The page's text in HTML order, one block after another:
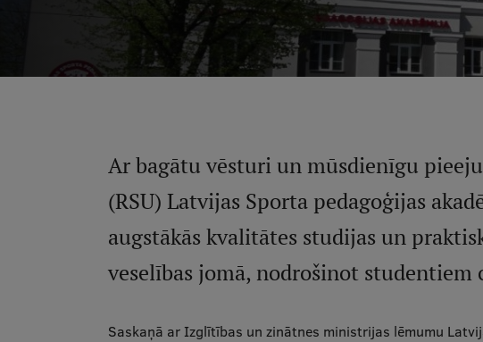
Ar bagātu vēsturi un mūsdienīgu
(RSU) Latvijas Sporta pedagoģijas
augstākās kvalitātes studijas un
veselības jomā, nodrošinot studentiem
Saskaņā ar Izglītības un zinātnes ministrijas lēmumu